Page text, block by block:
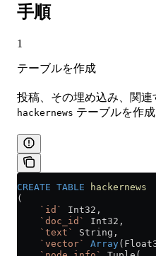
手順
1
テーブルを作成
投稿、その埋め込み、関
hackernews テーブルを作成
CREATE TABLE hackernews
(
    `id`
Int32,
    `doc_id`
Int32,
    `text`
String,
    `vector`
Array